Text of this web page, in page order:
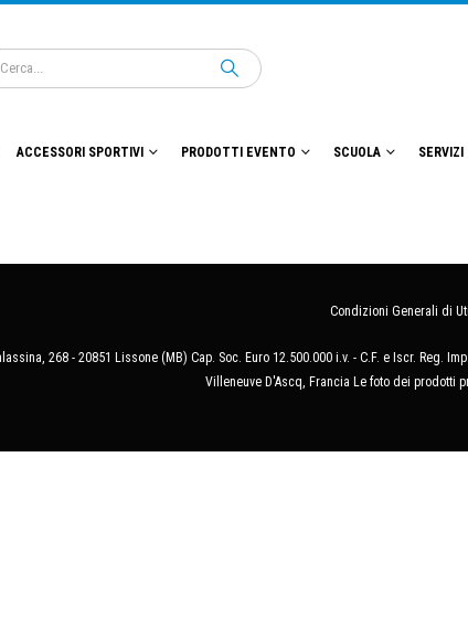
ACCESSORI SPORTIVI PRODOTTI EVENTO SCUOLA SERVIZI
Condizioni Generali di
268 - 20851 Lissone (MB) Cap. Soc. Euro 12.500.000 i.v. - C.F. e Iscr. Reg.
Villeneuve D'Ascq, Francia Le foto dei prodotti